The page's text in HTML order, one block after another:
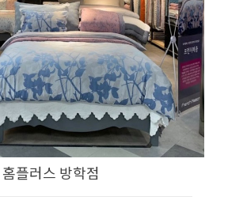
홈플러스 방학점